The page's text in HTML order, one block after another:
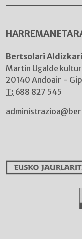
Bertsolari
Martin Ugalde
20140 Andoain -
T: 688 827 545